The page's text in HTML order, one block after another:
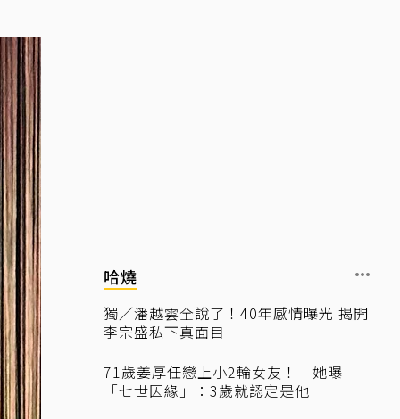
哈燒
獨／潘越雲全說了！40年感情曝光 揭開
李宗盛私下真面目
71歲姜厚任戀上小2輪女友！ 她曝
「七世因緣」：3歲就認定是他